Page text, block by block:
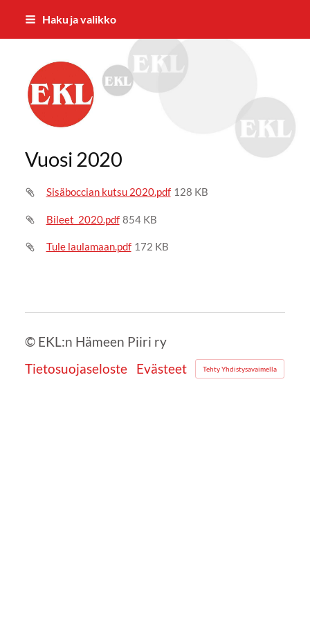
Siirry
Haku ja valikko
EKL:n Hämeen Piiri ry
Vuosi 2020
Sisäboccian kutsu 2020.pdf 128 KB
Bileet_2020.pdf 854 KB
Tule laulamaan.pdf 172 KB
© EKL:n Hämeen Piiri ry
Tietosuojaseloste
Evästeet Tehty Yhdistysavaimella